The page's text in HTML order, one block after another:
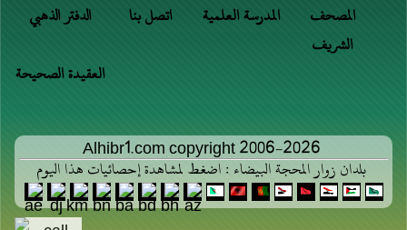
الدفتر الذهبي اتصل بنا المدرسة العلمية
المصحف
الشريف
العقيدة الصحيحة
Alhibr1.com copyright 2006-2026
بلدان زوار المحجة البيضاء : اضغط لمشاهدة إحصائيات هذا اليوم